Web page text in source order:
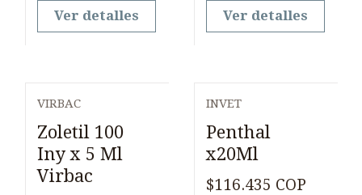
Ver detalles Ver detalles
VIRBAC
Zoletil 100
Iny x 5 Ml
Virbac
INVET
Penthal
x20Ml
$116.435 COP